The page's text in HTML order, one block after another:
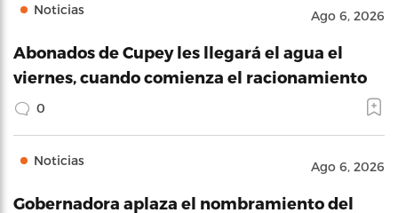
Noticias Ago 6, 2026
Abonados de Cupey les llegará el agua el
viernes, cuando comienza el racionamiento
0
Noticias Ago 6, 2026
Gobernadora aplaza el nombramiento del